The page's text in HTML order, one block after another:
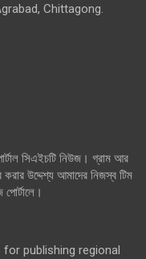
Chittagong.
সিএইচটি নিউজ। গ্রাম আর
করার উদ্দেশ্য আমাদের নিজস্ব টিম
publishing regional